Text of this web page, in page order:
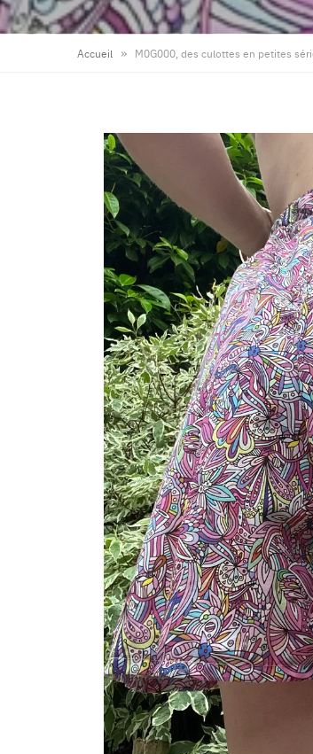
Accueil » M0G000, des culottes en petites